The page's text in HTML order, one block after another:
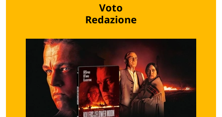
Voto
Redazione